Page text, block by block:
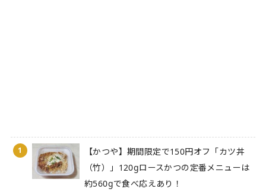
1
【かつや】期間限定で150円オフ「カツ丼
（竹）」120gロースかつの定番メニューは
約560gで食べ応えあり！